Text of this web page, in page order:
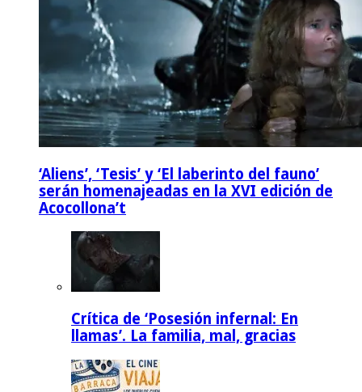
‘Aliens’, ‘Tesis’ y ‘El laberinto del fauno’
serán homenajeadas en la XVI edición de
Acocollona’t
Crítica de ‘Posesión infernal: En
llamas’. La familia, mal, gracias